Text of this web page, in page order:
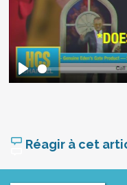
Réagir à cet